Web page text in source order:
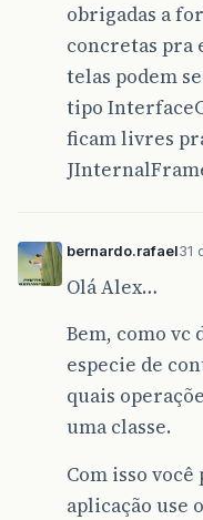
obrigadas a
concretas pra
telas podem
tipo
ficam livres
bernardo.rafael31
Olá Alex…
Bem, como vc
especie de
quais
uma classe.
Com isso
aplicação use